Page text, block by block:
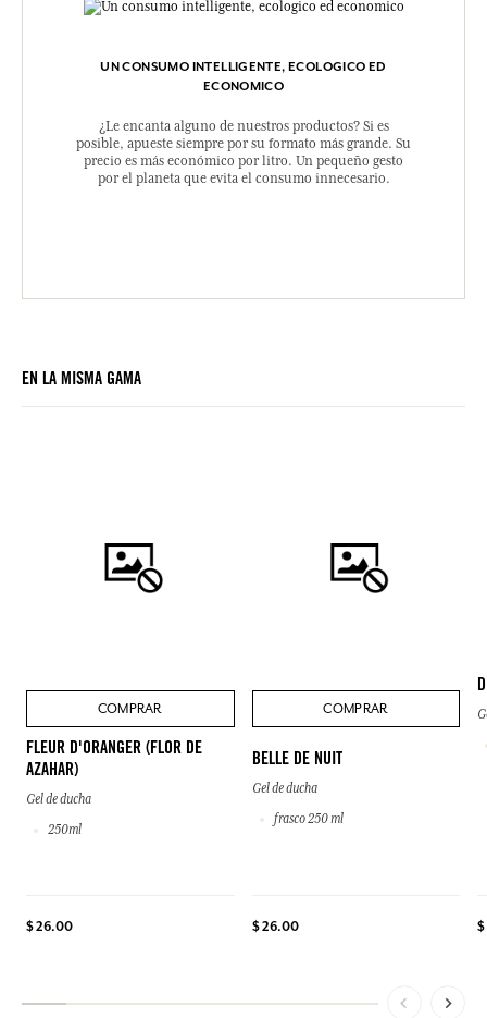
UN CONSUMO INTELLIGENTE, ECOLOGICO ED
ECONOMICO
¿Le encanta alguno de nuestros productos? Si es
posible, apueste siempre por su formato más grande. Su
precio es más económico por litro. Un pequeño gesto
por el planeta que evita el consumo innecesario.
EN LA MISMA GAMA
COMPRAR
FLEUR D'ORANGER (FLOR DE
AZAHAR)
Gel de ducha
250ml
$ 26.00
COMPRAR
BELLE DE NUIT
Gel de ducha
frasco 250 ml
$ 26.00